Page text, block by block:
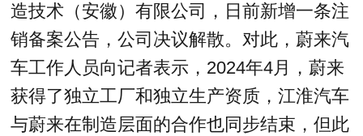
造技术（安徽）有限公司，日前新增一条注
销备案公告，公司决议解散。对此，蔚来汽
车工作人员向记者表示，2024年4月，蔚来
获得了独立工厂和独立生产资质，江淮汽车
与蔚来在制造层面的合作也同步结束，但此